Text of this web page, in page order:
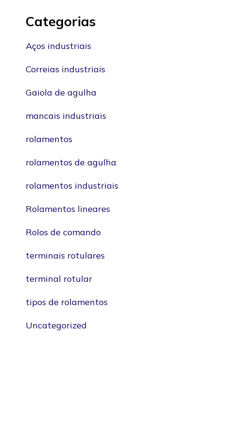
Categorias
Aços industriais
Correias industriais
Gaiola de agulha
mancais industriais
rolamentos
rolamentos de agulha
rolamentos industriais
Rolamentos lineares
Rolos de comando
terminais rotulares
terminal rotular
tipos de rolamentos
Uncategorized